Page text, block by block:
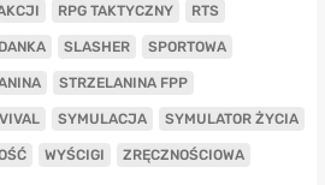
RPG TAKTYCZNY RTS
SLASHER SPORTOWA
STRZELANINA FPP
SYMULACJA SYMULATOR ŻYCIA
WYŚCIGI ZRĘCZNOŚCIOWA